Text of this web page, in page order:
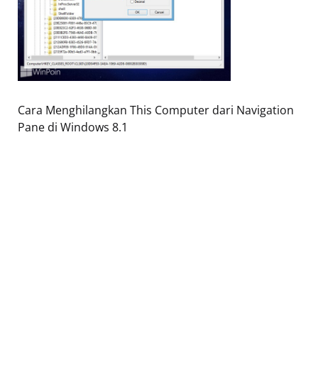
Cara Menghilangkan This Computer dari Navigation
Pane di Windows 8.1